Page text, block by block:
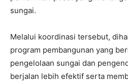
sungai.
Melalui koordinasi tersebut,
program pembangunan yang
pengelolaan sungai dan
berjalan lebih efektif serta